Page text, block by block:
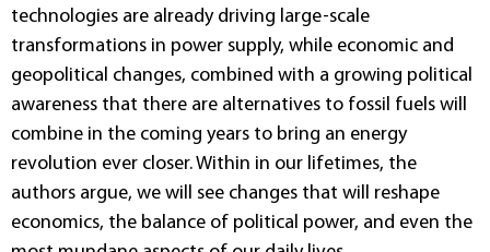
technologies are already driving large-scale
transformations in power supply, while economic and
geopolitical changes, combined with a growing political
awareness that there are alternatives to fossil fuels will
combine in the coming years to bring an energy
revolution ever closer. Within in our lifetimes, the
authors argue, we will see changes that will reshape
economics, the balance of political power, and even the